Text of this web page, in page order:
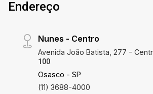
Endereço
Nunes - Centro
Avenida João Batista, 277 -
100
Osasco - SP
(11) 3688-4000